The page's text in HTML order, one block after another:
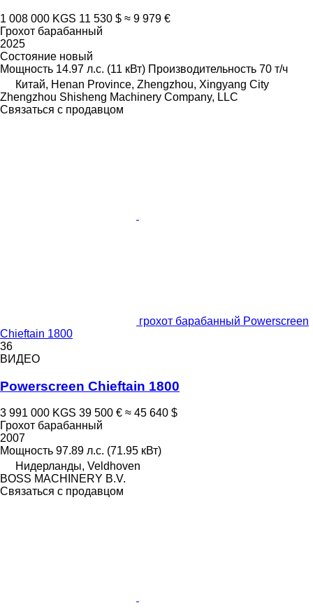
1 008 000 KGS 11 530 $ ≈ 9 979 €
Грохот барабанный
2025
Состояние новый
Мощность 14.97 л.с. (11 кВт) Производительность 70 т/ч
Китай, Henan Province, Zhengzhou, Xingyang City
Zhengzhou Shisheng Machinery Company, LLC
Связаться с продавцом
грохот барабанный Powerscreen
Chieftain 1800
36
ВИДЕО
Powerscreen Chieftain 1800
3 991 000 KGS 39 500 € ≈ 45 640 $
Грохот барабанный
2007
Мощность 97.89 л.с. (71.95 кВт)
Нидерланды, Veldhoven
BOSS MACHINERY B.V.
Связаться с продавцом